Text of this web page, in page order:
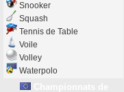
Snooker
Squash
Tennis de Table
Voile
Volley
Waterpolo